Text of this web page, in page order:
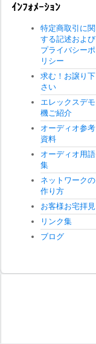
ｲﾝﾌｫﾒｰｼｮﾝ
特定商取引に関
する記述および
プライバシーポ
リシー
求む！お譲り下
さい
エレックスデモ
機ご紹介
オーディオ参考
資料
オーディオ用語
集
ネットワークの
作り方
お客様お宅拝見
リンク集
ブログ